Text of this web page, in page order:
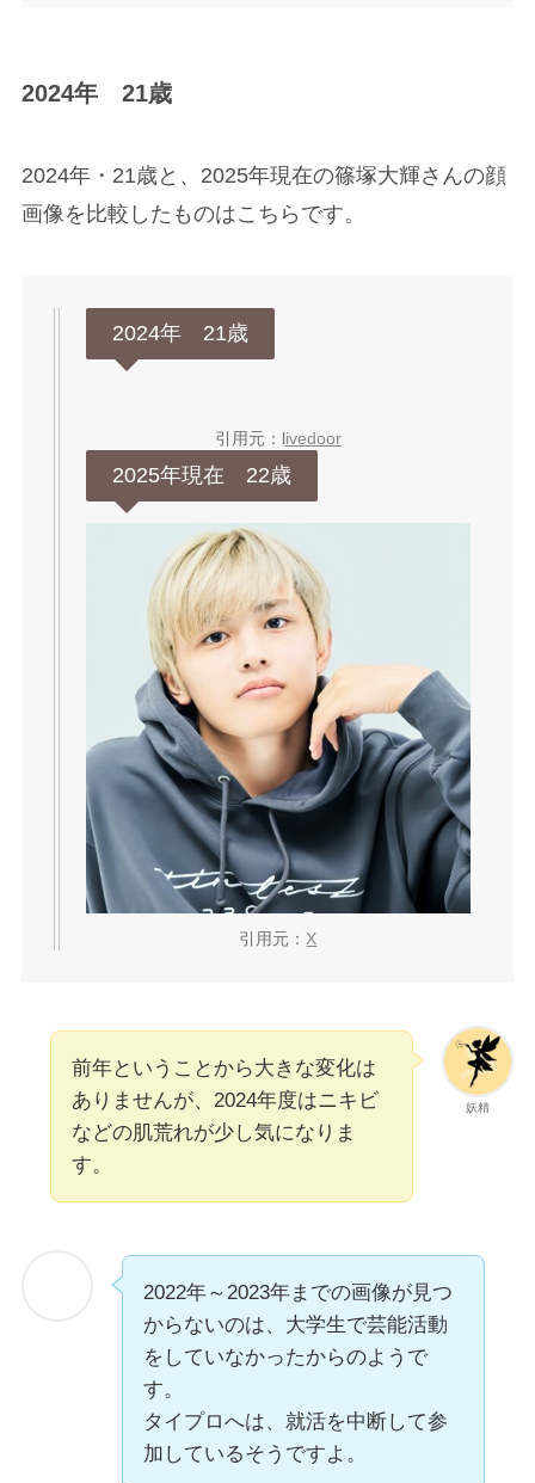
2024年 21歳
2024年・21歳と、2025年現在の篠塚大輝さんの顔
画像を比較したものはこちらです。
2024年 21歳
引用元：livedoor
2025年現在 22歳
引用元： X
妖精
前年ということから大きな変化は
ありませんが、2024年度はニキビ
などの肌荒れが少し気になりま
す。
2022年～2023年までの画像が見つ
からないのは、大学生で芸能活動
をしていなかったからのようで
す。
タイプロへは、就活を中断して参
加しているそうですよ。